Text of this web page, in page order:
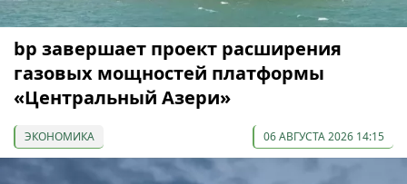
bp завершает проект расширения
газовых мощностей платформы
«Центральный Азери»
ЭКОНОМИКА 06 АВГУСТА 2026 14:15